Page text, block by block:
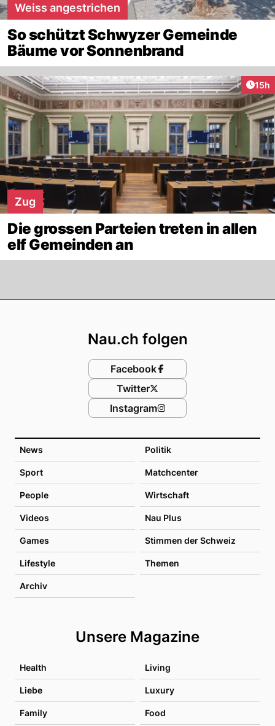
Weiss angestrichen
So schützt Schwyzer Gemeinde
Bäume vor Sonnenbrand
15h
Zug
Die grossen Parteien treten in allen
elf Gemeinden an
News Politik
Sport Matchcenter
People Wirtschaft
Videos Nau Plus
Games Stimmen der Schweiz
Lifestyle Themen
Archiv
Unsere Magazine
Health Living
Liebe Luxury
Family Food
Nau.ch folgen
Facebook
Twitter
Instagram